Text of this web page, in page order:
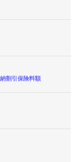
割引保険料額